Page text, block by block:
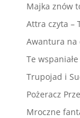
Majka znów
Attra czyta –
Awantura na
Te
Trupojad i
Pożeracz
Mroczne